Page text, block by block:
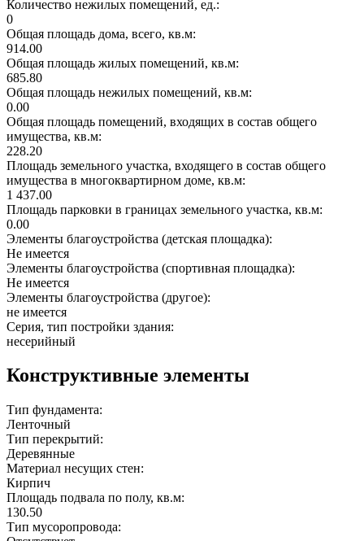
Количество нежилых помещений, ед.:
0
Общая площадь дома, всего, кв.м:
914.00
Общая площадь жилых помещений, кв.м:
685.80
Общая площадь нежилых помещений, кв.м:
0.00
Общая площадь помещений, входящих в состав общего
имущества, кв.м:
228.20
Площадь земельного участка, входящего в состав общего
имущества в многоквартирном доме, кв.м:
1 437.00
Площадь парковки в границах земельного участка, кв.м:
0.00
Элементы благоустройства (детская площадка):
Не имеется
Элементы благоустройства (спортивная площадка):
Не имеется
Элементы благоустройства (другое):
не имеется
Серия, тип постройки здания:
несерийный
Конструктивные элементы
Тип фундамента:
Ленточный
Тип перекрытий:
Деревянные
Материал несущих стен:
Кирпич
Площадь подвала по полу, кв.м:
130.50
Тип мусоропровода: